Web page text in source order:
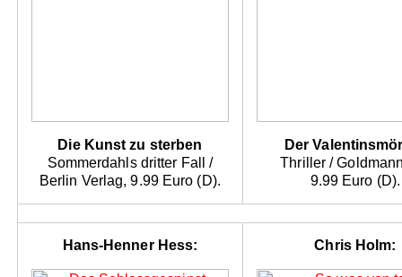
Die Kunst zu sterben
Sommerdahls dritter Fall /
Berlin Verlag, 9.99 Euro (D).
Der
Thriller /
9.99 Euro (D).
Hans-Henner Hess: Chris Holm: